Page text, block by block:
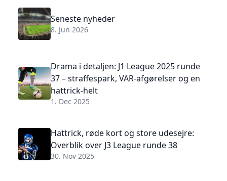
Seneste nyheder
8. Jun 2026
Drama i detaljen: J1 League 2025 runde
37 – straffespark, VAR-afgørelser og en
hattrick-helt
1. Dec 2025
Hattrick, røde kort og store udesejre:
Overblik over J3 League runde 38
30. Nov 2025